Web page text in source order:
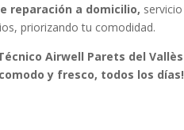
reparación a domicilio, servicio
priorizando tu comodidad.
Airwell Parets del Vallès
y fresco, todos los días!